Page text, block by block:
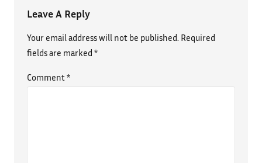
Leave A Reply
Your email address will not be published. Required
fields are marked *
Comment*